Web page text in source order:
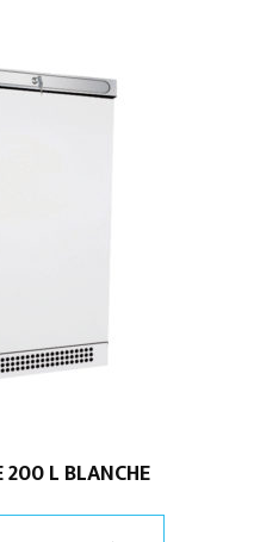
L BLANCHE